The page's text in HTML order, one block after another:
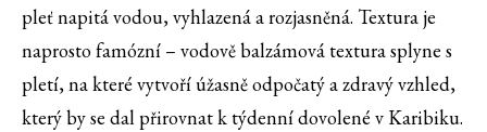
pleť napitá vodou, vyhlazená a rozjasněná. Textura je
naprosto famózní – vodově balzámová textura splyne s
pletí, na které vytvoří úžasně odpočatý a zdravý vzhled,
který by se dal přirovnat k týdenní dovolené v Karibiku.